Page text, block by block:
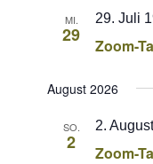
MI.
29 Zoom-
29. Juli
August 2026
SO.
2 Zoom-
2.